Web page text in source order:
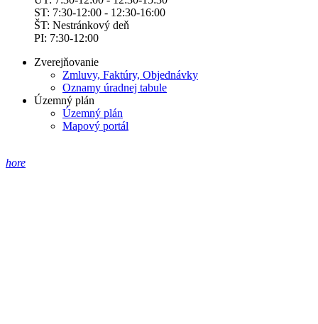
ST: 7:30-12:00 - 12:30-16:00
ŠT: Nestránkový deň
PI: 7:30-12:00
Zverejňovanie
Zmluvy, Faktúry, Objednávky
Oznamy úradnej tabule
Územný plán
Územný plán
Mapový portál
hore